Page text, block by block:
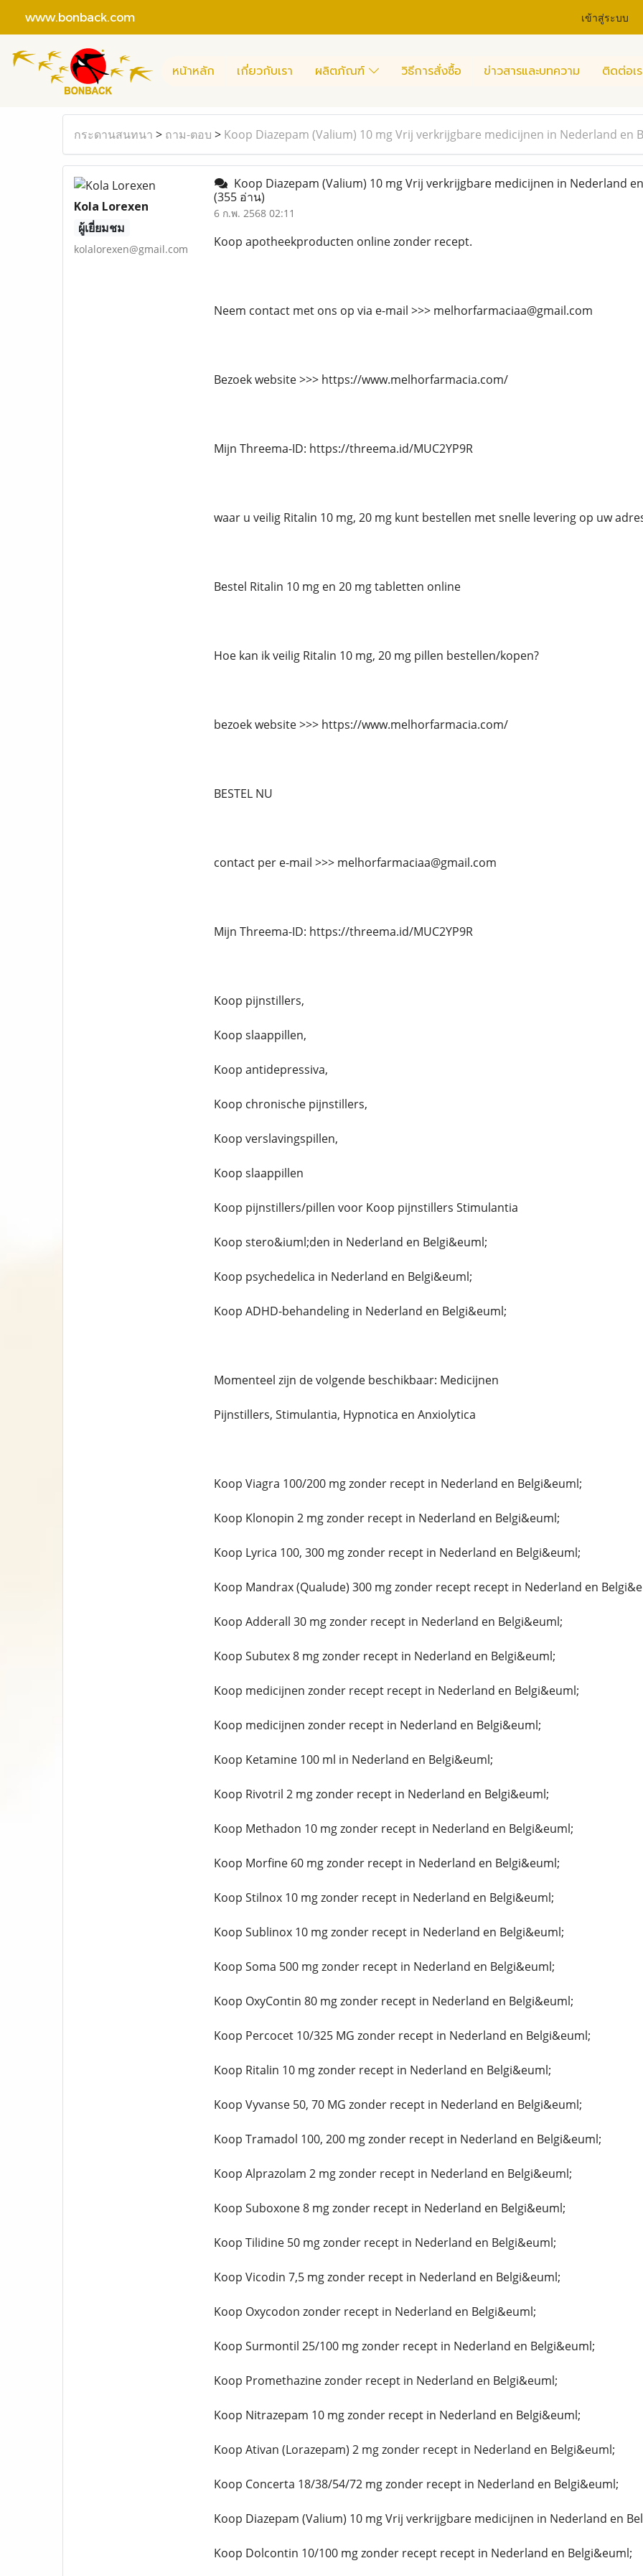
www.bonback.com เข้าสู่ระบบ
หน้าหลัก เกี่ยวกับเรา ผลิตภัณฑ์ วิธีการสั่งซื้อ ข่าวสารและบทความ ติดต่อเ
กระดานสนทนา > ถาม-ตอบ > Koop Diazepam (Valium) 10 mg Vrij verkrijgbare medicijnen in Nederland en
Kola Lorexen
ผู้เยี่ยมชม
kolalorexen@gmail.com
Koop Diazepam (Valium) 10 mg Vrij verkrijgbare medicijnen in Nederland
(355 อ่าน)
6 ก.พ. 2568 02:11
Koop apotheekproducten online zonder recept.
Neem contact met ons op via e-mail >>> melhorfarmaciaa@gmail.com
Bezoek website >>> https://www.melhorfarmacia.com/
Mijn Threema-ID: https://threema.id/MUC2YP9R
waar u veilig Ritalin 10 mg, 20 mg kunt bestellen met snelle levering op uw
Bestel Ritalin 10 mg en 20 mg tabletten online
Hoe kan ik veilig Ritalin 10 mg, 20 mg pillen bestellen/kopen?
bezoek website >>> https://www.melhorfarmacia.com/
BESTEL NU
contact per e-mail >>> melhorfarmaciaa@gmail.com
Mijn Threema-ID: https://threema.id/MUC2YP9R
Koop pijnstillers,
Koop slaappillen,
Koop antidepressiva,
Koop chronische pijnstillers,
Koop verslavingspillen,
Koop slaappillen
Koop pijnstillers/pillen voor Koop pijnstillers Stimulantia
Koop stero&iuml;den in Nederland en Belgi&euml;
Koop psychedelica in Nederland en Belgi&euml;
Koop ADHD-behandeling in Nederland en Belgi&euml;
Momenteel zijn de volgende beschikbaar: Medicijnen
Pijnstillers, Stimulantia, Hypnotica en Anxiolytica
Koop Viagra 100/200 mg zonder recept in Nederland en Belgi&euml;
Koop Klonopin 2 mg zonder recept in Nederland en Belgi&euml;
Koop Lyrica 100, 300 mg zonder recept in Nederland en Belgi&euml;
Koop Mandrax (Qualude) 300 mg zonder recept recept in Nederland en
Koop Adderall 30 mg zonder recept in Nederland en Belgi&euml;
Koop Subutex 8 mg zonder recept in Nederland en Belgi&euml;
Koop medicijnen zonder recept recept in Nederland en Belgi&euml;
Koop medicijnen zonder recept in Nederland en Belgi&euml;
Koop Ketamine 100 ml in Nederland en Belgi&euml;
Koop Rivotril 2 mg zonder recept in Nederland en Belgi&euml;
Koop Methadon 10 mg zonder recept in Nederland en Belgi&euml;
Koop Morfine 60 mg zonder recept in Nederland en Belgi&euml;
Koop Stilnox 10 mg zonder recept in Nederland en Belgi&euml;
Koop Sublinox 10 mg zonder recept in Nederland en Belgi&euml;
Koop Soma 500 mg zonder recept in Nederland en Belgi&euml;
Koop OxyContin 80 mg zonder recept in Nederland en Belgi&euml;
Koop Percocet 10/325 MG zonder recept in Nederland en Belgi&euml;
Koop Ritalin 10 mg zonder recept in Nederland en Belgi&euml;
Koop Vyvanse 50, 70 MG zonder recept in Nederland en Belgi&euml;
Koop Tramadol 100, 200 mg zonder recept in Nederland en Belgi&euml;
Koop Alprazolam 2 mg zonder recept in Nederland en Belgi&euml;
Koop Suboxone 8 mg zonder recept in Nederland en Belgi&euml;
Koop Tilidine 50 mg zonder recept in Nederland en Belgi&euml;
Koop Vicodin 7,5 mg zonder recept in Nederland en Belgi&euml;
Koop Oxycodon zonder recept in Nederland en Belgi&euml;
Koop Surmontil 25/100 mg zonder recept in Nederland en Belgi&euml;
Koop Promethazine zonder recept in Nederland en Belgi&euml;
Koop Nitrazepam 10 mg zonder recept in Nederland en Belgi&euml;
Koop Ativan (Lorazepam) 2 mg zonder recept in Nederland en Belgi&euml;
Koop Concerta 18/38/54/72 mg zonder recept in Nederland en Belgi&euml;
Koop Diazepam (Valium) 10 mg Vrij verkrijgbare medicijnen in Nederland en
Koop Dolcontin 10/100 mg zonder recept recept in Nederland en Belgi&euml;